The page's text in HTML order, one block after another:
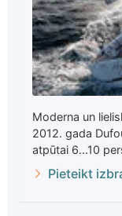
Moderna un
2012. gada
atpūtai 6...10
Pieteikt